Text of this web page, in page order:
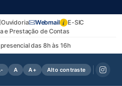
das 8h às 16h
Ouvidoria Webmail i E-SIC
e Prestação de Contas
A A+ Alto contraste